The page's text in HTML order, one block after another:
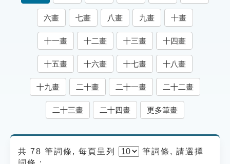
知識索引
單字索引
生命大百科索引
遊戲專區
貓頭鷹博士
六畫 七畫 八畫 九畫 十畫
十一畫 十二畫 十三畫 十四畫
十五畫 十六畫 十七畫 十八畫
十九畫 二十畫 二十一畫 二十二畫
二十三畫 二十四畫 更多筆畫
共 78 筆詞條, 每頁呈列 筆詞條, 請選擇